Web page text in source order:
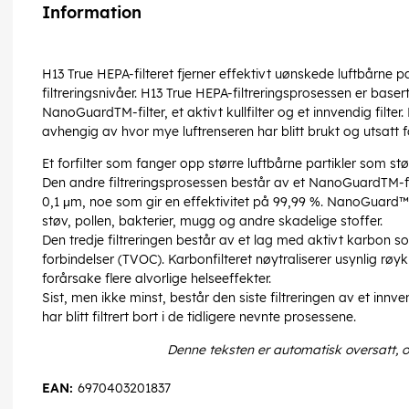
Information
H13 True HEPA-filteret fjerner effektivt uønskede luftbårne
filtreringsnivåer. H13 True HEPA-filtreringsprosessen er
NanoGuardTM-filter, et aktivt kullfilter og et innvendig filter.
avhengig av hvor mye luftrenseren har blitt brukt og utsatt
Et forfilter som fanger opp større luftbårne partikler som
Den andre filtreringsprosessen består av et
0,1 μm, noe som gir en effektivitet på 99,99 %.
støv, pollen, bakterier, mugg og andre skadelige stoffer.
Den tredje filtreringen består av et lag med aktivt karbon
forbindelser (TVOC). Karbonfilteret nøytraliserer usynlig
forårsake flere alvorlige helseeffekter.
Sist, men ikke minst, består den siste filtreringen av et
har blitt filtrert bort i de tidligere nevnte prosessene.
Denne teksten er automatisk oversatt,
6970403201837
EAN: